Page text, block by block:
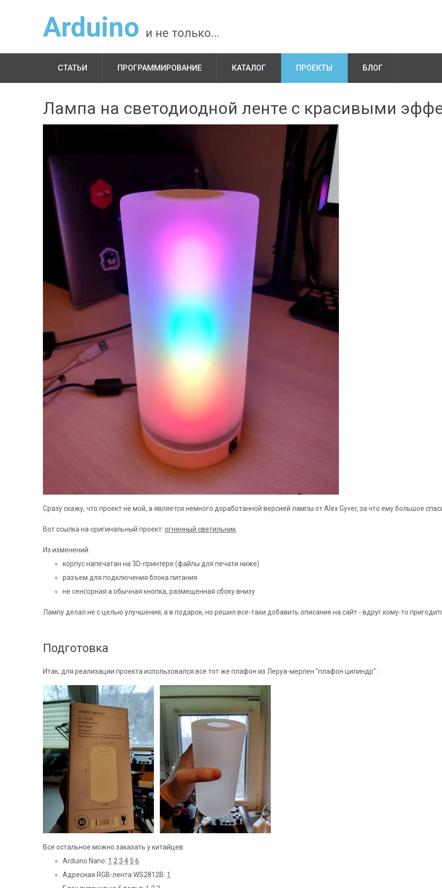
Arduino и не только...
СТАТЬИ ПРОГРАММИРОВАНИЕ КАТАЛОГ ПРОЕКТЫ БЛОГ
Лампа на светодиодной ленте с красивыми
Сразу скажу, что проект не мой, а является немного доработанной версией лампы от Alex Gyver, за что ему большое
Вот ссылка на оригинальный проект: огненный светильник
Из изменений:
корпус напечатан на 3D-принтере (файлы для печати ниже)
разъем для подключения блока питания
не сенсорная а обычная кнопка, размещенная сбоку внизу
Лампу делал не с целью улучшения, а в подарок, но решил все-таки добавить описание на сайт - вдруг кому-то
Подготовка
Итак, для реализации проекта использовался все тот же плафон из Леруа-мерлен "плафон цилиндр":
Все остальное можно заказать у китайцев:
Arduino Nano: 1 2 3 4 5 6
Адресная RGB-лента WS2812B: 1